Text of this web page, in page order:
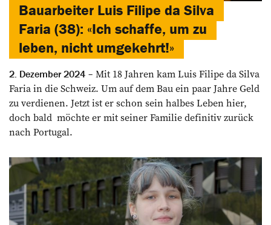
Bauarbeiter Luis Filipe da Silva
Faria (38): «Ich schaffe, um zu
leben, nicht umgekehrt!»
2. Dezember 2024
Mit 18 Jahren kam Luis Filipe da Silva
Faria in die Schweiz. Um auf dem Bau ein paar Jahre Geld
zu ­verdienen. Jetzt ist er schon sein halbes Leben hier,
doch bald ­ möchte er mit seiner Familie definitiv ­zurück
nach Portugal.